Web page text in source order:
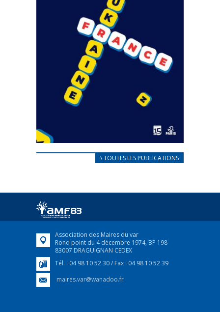
CARNET D’ACCUEIL
Afin d’accompagner au mieux les réfugiés
FEUILLETER
\ TOUTES LES PUBLICATIONS
Association des Maires du var
Rond point du 4 décembre 1974, BP 198
83007 DRAGUIGNAN CEDEX
Tél. : 04 98 10 52 30 / Fax : 04 98 10 52 39
maires.var@wanadoo.fr